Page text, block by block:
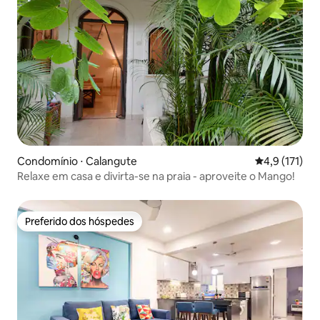
Condomínio ⋅ Calangute 4,9 de uma
4,9 (171)
Relaxe em casa e divirta-se na praia - aproveite o Mango!
Preferido dos hóspedes
Preferido dos hóspedes